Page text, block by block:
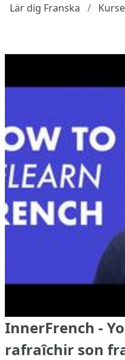
Lär dig Franska
InnerFrench -
rafraîchir son